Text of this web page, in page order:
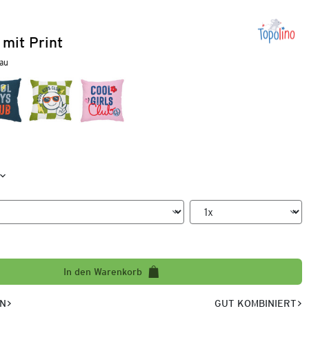
mit Print
In den Warenkorb
GUT KOMBINIERT